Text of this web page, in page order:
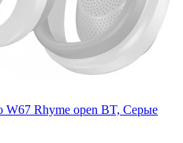
Rhyme open BT, Серые